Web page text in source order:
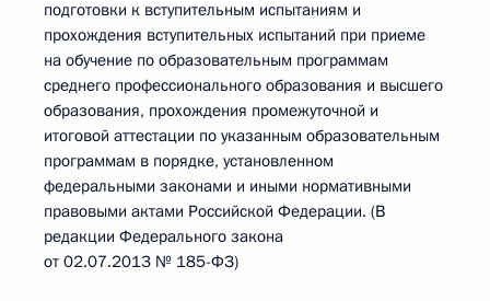
подготовки к вступительным испытаниям и
прохождения вступительных испытаний при приеме
на обучение по образовательным программам
среднего профессионального образования и высшего
образования, прохождения промежуточной и
итоговой аттестации по указанным образовательным
программам в порядке, установленном
федеральными законами и иными нормативными
правовыми актами Российской Федерации. (В
редакции Федерального закона
от 02.07.2013 № 185-ФЗ)